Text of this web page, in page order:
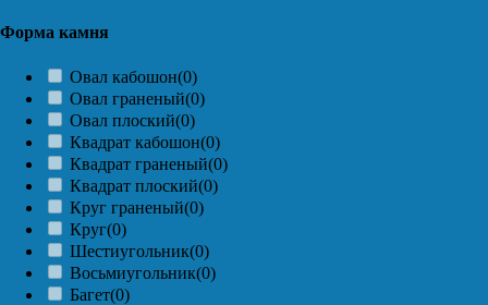
Форма камня
Овал кабошон(0)
Овал граненый(0)
Овал плоский(0)
Квадрат кабошон(0)
Квадрат граненый(0)
Квадрат плоский(0)
Круг граненый(0)
Круг(0)
Шестиугольник(0)
Восьмиугольник(0)
Багет(0)